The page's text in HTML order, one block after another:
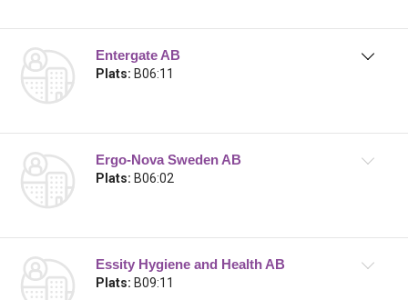
Entergate AB
Plats: B06:11
Ergo-Nova Sweden AB
Plats: B06:02
Essity Hygiene and Health AB
Plats: B09:11